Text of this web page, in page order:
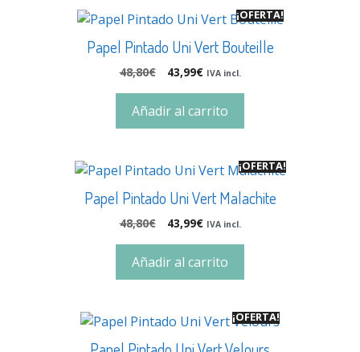
¡OFERTA!
Papel Pintado Uni Vert Bouteille
48,80€ 43,99€ IVA incl.
Añadir al carrito
¡OFERTA!
Papel Pintado Uni Vert Malachite
48,80€ 43,99€ IVA incl.
Añadir al carrito
¡OFERTA!